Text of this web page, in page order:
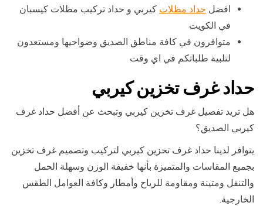
افضل حداد مظلات كيربي و حداد تركيب مظلات كيسبان
في الكويت
متوافرون في كافة مناطق الصديق وضواحيها ومستعدون
لتلبية طلباتكم في اي وقت
حداد غرف تخزين كيربي
هل تريد تفصيل غرف تخزين كيربي وتبحث عن أفضل حداد غرف
كيربي الصديق؟
يتوافر لدينا حداد غرف تخزين كيربي لتركيب وتصميم غرف تخزين
بجميع المقاسات والمتميزة بأنها خفيفة الوزن وسهلة الحمل
والتنقل ومتينة ومقاومة للرياح وأمطار وكافة العوامل الطقس
الخارجية.